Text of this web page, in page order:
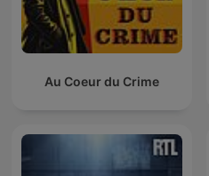
Au Coeur du Crime